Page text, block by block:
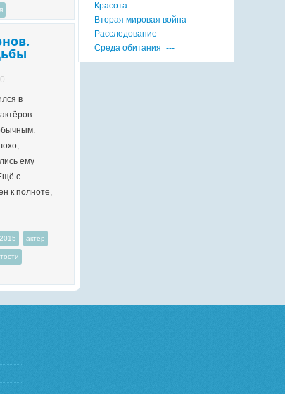
0
в
ему
с
к полноте,
2015 актёр
Красота
Вторая мировая война
Расследование
Среда обитания ---